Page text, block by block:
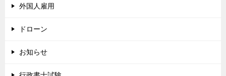
外国人雇用
ドローン
お知らせ